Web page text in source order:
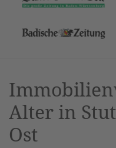
Alter in
Ost